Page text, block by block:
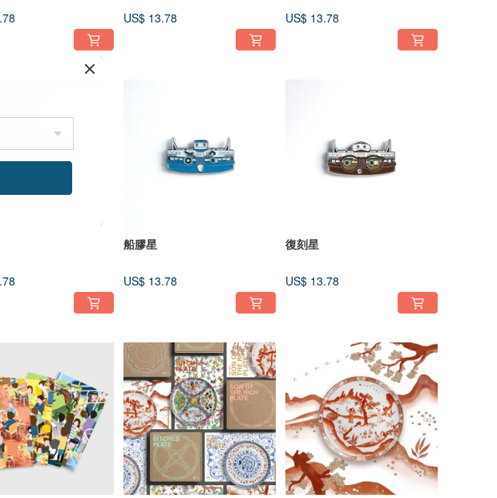
US$ 13.78 US$ 13.78
船膠星
US$ 13.78
復刻星
US$ 13.78